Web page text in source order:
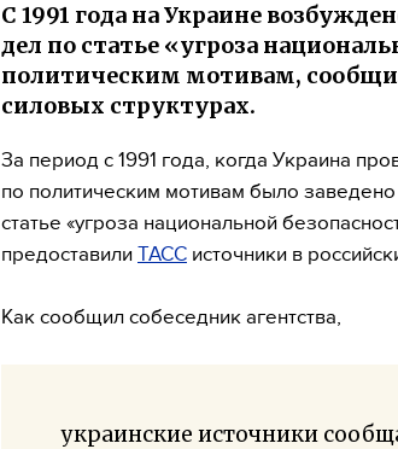
С 1991 года на Украине
дел по статье «угроза
политическим мотивам,
силовых структурах.
За период с 1991 года, когда Украина
по политическим мотивам было
статье «угроза национальной
предоставили ТАСС источники в
Как сообщил собеседник агентства,
украинские источники